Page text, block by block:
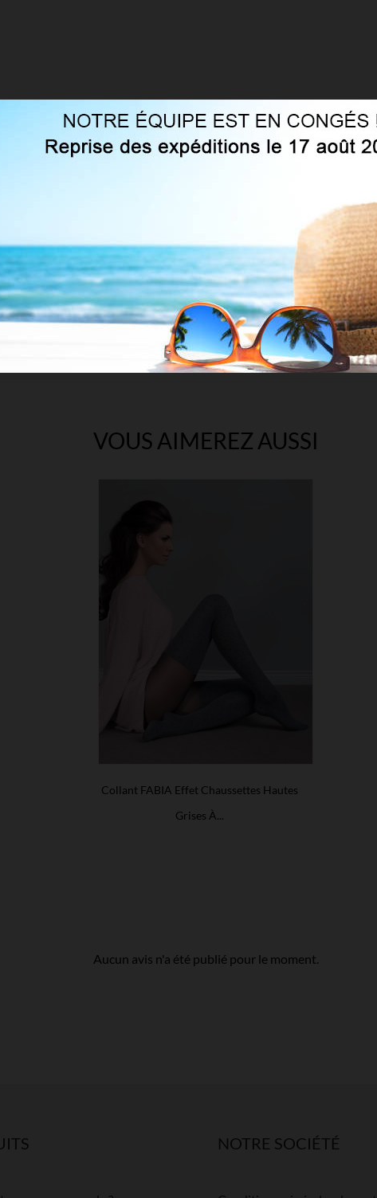
Fashion
VOUS AIMEREZ AUSSI
Collant FABIA Effet Chaussettes Hautes
Grises À...
Aucun avis n'a été publié pour le moment.
NOTRE SOCIÉTÉ